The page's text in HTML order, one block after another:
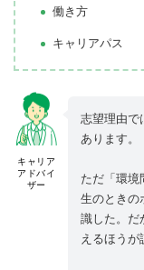
働き方
キャリアパス
キャリア
アドバイ
ザー
志望理由で
あります。
ただ「環境
生のときの
識した。だ
えるほうが